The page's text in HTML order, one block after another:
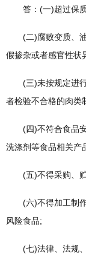
答：(一)超过保质
(二)腐败变质、油
假掺杂或者感官性状
(三)未按规定进行
者检验不合格的肉类
(四)不符合食品安
洗涤剂等食品相关产
(五)不得采购、贮
(六)不得加工制作
风险食品;
(七)法律、法规、